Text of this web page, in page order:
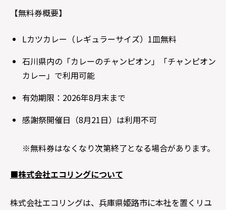
【無料券概要】
Lカツカレー（レギュラーサイズ）1皿無料
石川県内の「カレーのチャンピオン」「チャンピオン
カレー」で利用可能
有効期限：2026年8月末まで
感謝祭開催日（8月21日）は利用不可
※無料券はなくなり次第終了となる場合があります。
■株式会社エコリングについて
株式会社エコリングは、兵庫県姫路市に本社を置くリユ